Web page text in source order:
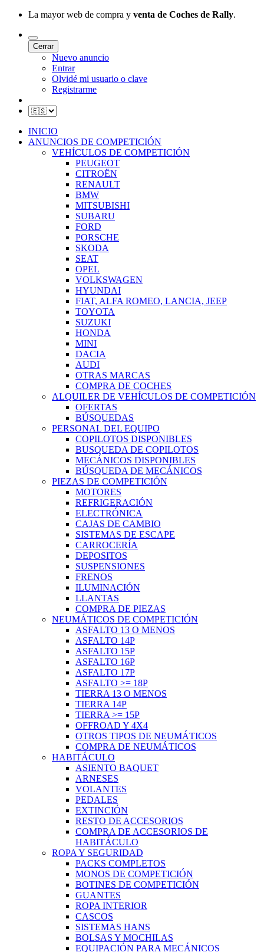
La mayor web de compra y venta de Coches de Rally.
Cerrar
Nuevo anuncio
Entrar
Olvidé mi usuario o clave
Registrarme
INICIO
ANUNCIOS DE COMPETICIÓN
VEHÍCULOS DE COMPETICIÓN
PEUGEOT
CITROËN
RENAULT
BMW
MITSUBISHI
SUBARU
FORD
PORSCHE
SKODA
SEAT
OPEL
VOLKSWAGEN
HYUNDAI
FIAT, ALFA ROMEO, LANCIA, JEEP
TOYOTA
SUZUKI
HONDA
MINI
DACIA
AUDI
OTRAS MARCAS
COMPRA DE COCHES
ALQUILER DE VEHÍCULOS DE COMPETICIÓN
OFERTAS
BÚSQUEDAS
PERSONAL DEL EQUIPO
COPILOTOS DISPONIBLES
BUSQUEDA DE COPILOTOS
MECÁNICOS DISPONIBLES
BÚSQUEDA DE MECÁNICOS
PIEZAS DE COMPETICIÓN
MOTORES
REFRIGERACIÓN
ELECTRÓNICA
CAJAS DE CAMBIO
SISTEMAS DE ESCAPE
CARROCERÍA
DEPOSITOS
SUSPENSIONES
FRENOS
ILUMINACIÓN
LLANTAS
COMPRA DE PIEZAS
NEUMÁTICOS DE COMPETICIÓN
ASFALTO 13 O MENOS
ASFALTO 14P
ASFALTO 15P
ASFALTO 16P
ASFALTO 17P
ASFALTO >= 18P
TIERRA 13 O MENOS
TIERRA 14P
TIERRA >= 15P
OFFROAD Y 4X4
OTROS TIPOS DE NEUMÁTICOS
COMPRA DE NEUMÁTICOS
HABITÁCULO
ASIENTO BAQUET
ARNESES
VOLANTES
PEDALES
EXTINCIÓN
RESTO DE ACCESORIOS
COMPRA DE ACCESORIOS DE
HABITÁCULO
ROPA Y SEGURIDAD
PACKS COMPLETOS
MONOS DE COMPETICIÓN
BOTINES DE COMPETICIÓN
GUANTES
ROPA INTERIOR
CASCOS
SISTEMAS HANS
BOLSAS Y MOCHILAS
EQUIPACIÓN PARA MECÁNICOS